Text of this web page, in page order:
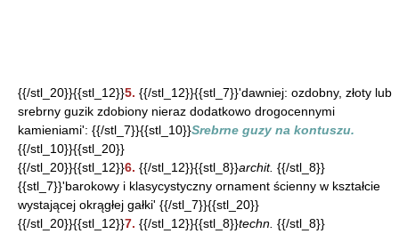
{{/stl_20}}{{stl_12}}5. {{/stl_12}}{{stl_7}}'dawniej: ozdobny, złoty lub
srebrny guzik zdobiony nieraz dodatkowo drogocennymi
kamieniami': {{/stl_7}}{{stl_10}}Srebrne guzy na kontuszu.
{{/stl_10}}{{stl_20}}
{{/stl_20}}{{stl_12}}6. {{/stl_12}}{{stl_8}}archit. {{/stl_8}}
{{stl_7}}'barokowy i klasycystyczny ornament ścienny w kształcie
wystającej okrągłej gałki' {{/stl_7}}{{stl_20}}
{{/stl_20}}{{stl_12}}7. {{/stl_12}}{{stl_8}}techn. {{/stl_8}}